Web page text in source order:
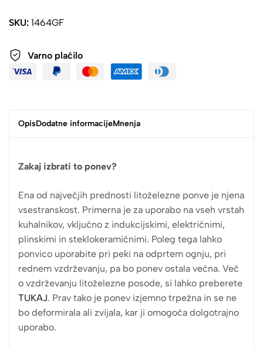
SKU: 1464GF
Varno plačilo
OpisDodatne informacijeMnenja
Zakaj izbrati to ponev?
Ena od največjih prednosti litoželezne ponve je njena
vsestranskost. Primerna je za uporabo na vseh vrstah
kuhalnikov, vključno z indukcijskimi, električnimi,
plinskimi in steklokeramičnimi. Poleg tega lahko
ponvico uporabite pri peki na odprtem ognju, pri
rednem vzdrževanju, pa bo ponev ostala večna. Več
o vzdrževanju litoželezne posode, si lahko preberete
TUKAJ. Prav tako je ponev izjemno trpežna in se ne
bo deformirala ali zvijala, kar ji omogoča dolgotrajno
uporabo.